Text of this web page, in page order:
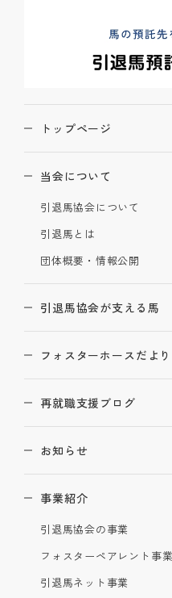
トップページ
当会について
引退馬協会について
引退馬とは
団体概要・情報公開
引退馬協会が支える馬
フォスターホースだより
再就職支援ブログ
お知らせ
事業紹介
引退馬協会の事業
フォスターペアレント事業
引退馬ネット事業